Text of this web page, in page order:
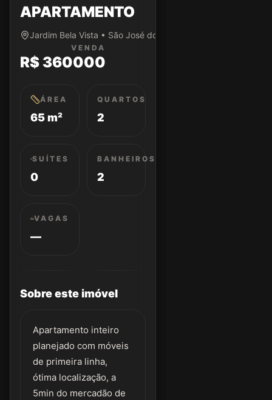
APARTAMENTO
Jardim Bela Vista • São José dos Campos/SP
VENDA
R$ 360000
ÁREA
65 m²
QUARTOS
2
SUÍTES
0
BANHEIROS
2
VAGAS
—
Sobre este imóvel
Apartamento inteiro
planejado com móveis
de primeira linha,
ótima localização, a
5min do mercadão de